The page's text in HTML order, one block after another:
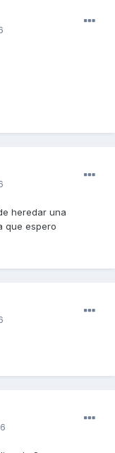
heredar una
que espero